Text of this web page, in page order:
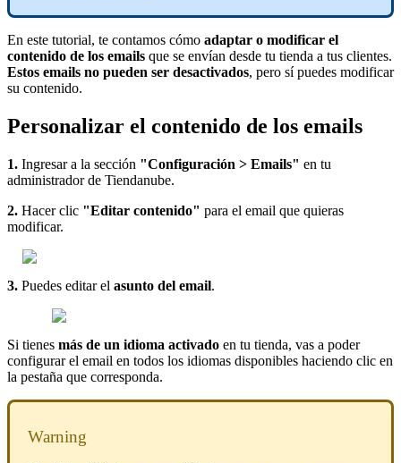
En este tutorial, te contamos cómo adaptar o modificar el
contenido de los emails que se envían desde tu tienda a tus clientes.
Estos emails no pueden ser desactivados, pero sí puedes modificar
su contenido.
Personalizar el contenido de los emails
1. Ingresar a la sección "Configuración > Emails" en tu
administrador de Tiendanube.
2. Hacer clic "Editar contenido" para el email que quieras
modificar.
3. Puedes editar el asunto del email.
Si tienes más de un idioma activado en tu tienda, vas a poder
configurar el email en todos los idiomas disponibles haciendo clic en
la pestaña que corresponda.
Warning